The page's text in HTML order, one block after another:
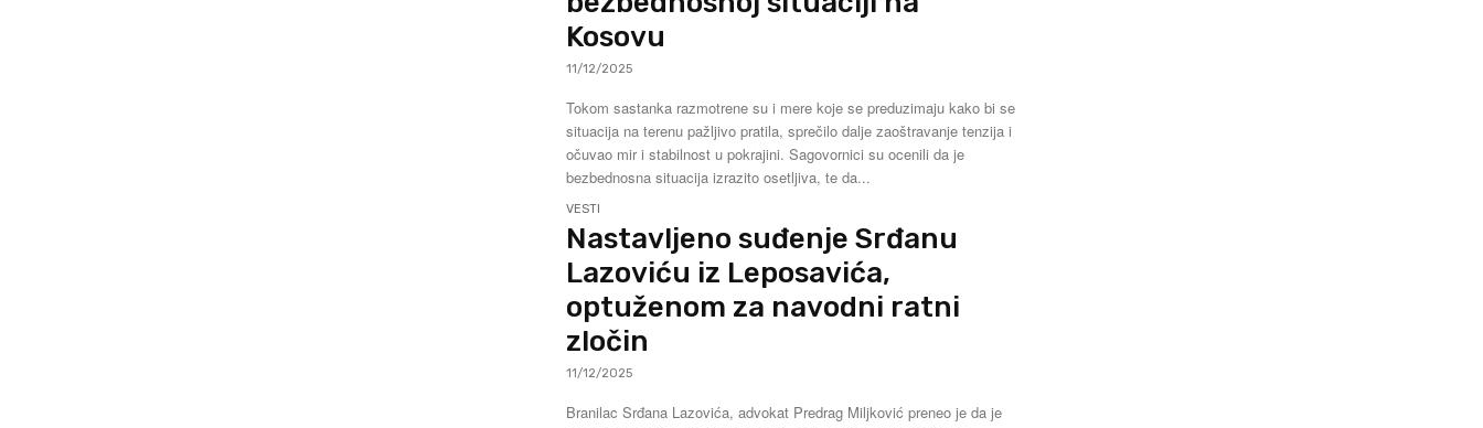
Kosovu
11/12/2025
Tokom sastanka razmotrene su i mere koje se preduzimaju kako bi se
situacija na terenu pažljivo pratila, sprečilo dalje zaoštravanje tenzija i
očuvao mir i stabilnost u pokrajini. Sagovornici su ocenili da je
bezbednosna situacija izrazito osetljiva, te da...
VESTI
Nastavljeno suđenje Srđanu
Lazoviću iz Leposavića,
optuženom za navodni ratni
zločin
11/12/2025
Branilac Srđana Lazovića, advokat Predrag Miljković preneo je da je